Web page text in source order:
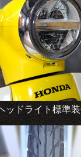
ッドライト標準装